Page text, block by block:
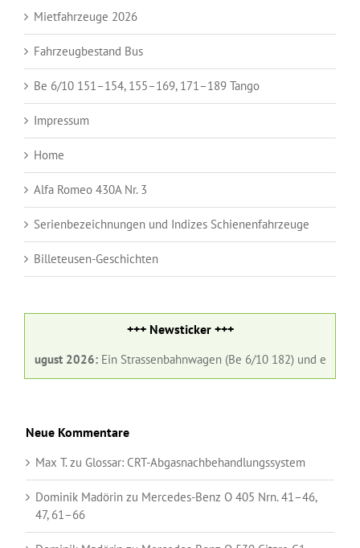
Mietfahrzeuge 2026
Fahrzeugbestand Bus
Be 6/10 151–154, 155–169, 171–189 Tango
Impressum
Home
Alfa Romeo 430A Nr. 3
Serienbezeichnungen und Indizes Schienenfahrzeuge
Billeteusen-Geschichten
+++ Newsticker +++
August 2026:Ein Strassenbahnwagen (Be 6/10 182) und ein
Neue Kommentare
Max T.zu Glossar: CRT-Abgasnachbehandlungssystem
Dominik Madörin zu Mercedes-Benz O 405 Nrn. 41–46,
47, 61–66